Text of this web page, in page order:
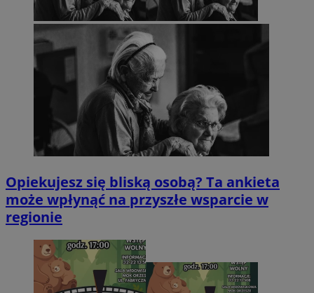
Opiekujesz się bliską osobą? Ta ankieta
może wpłynąć na przyszłe wsparcie w
regionie